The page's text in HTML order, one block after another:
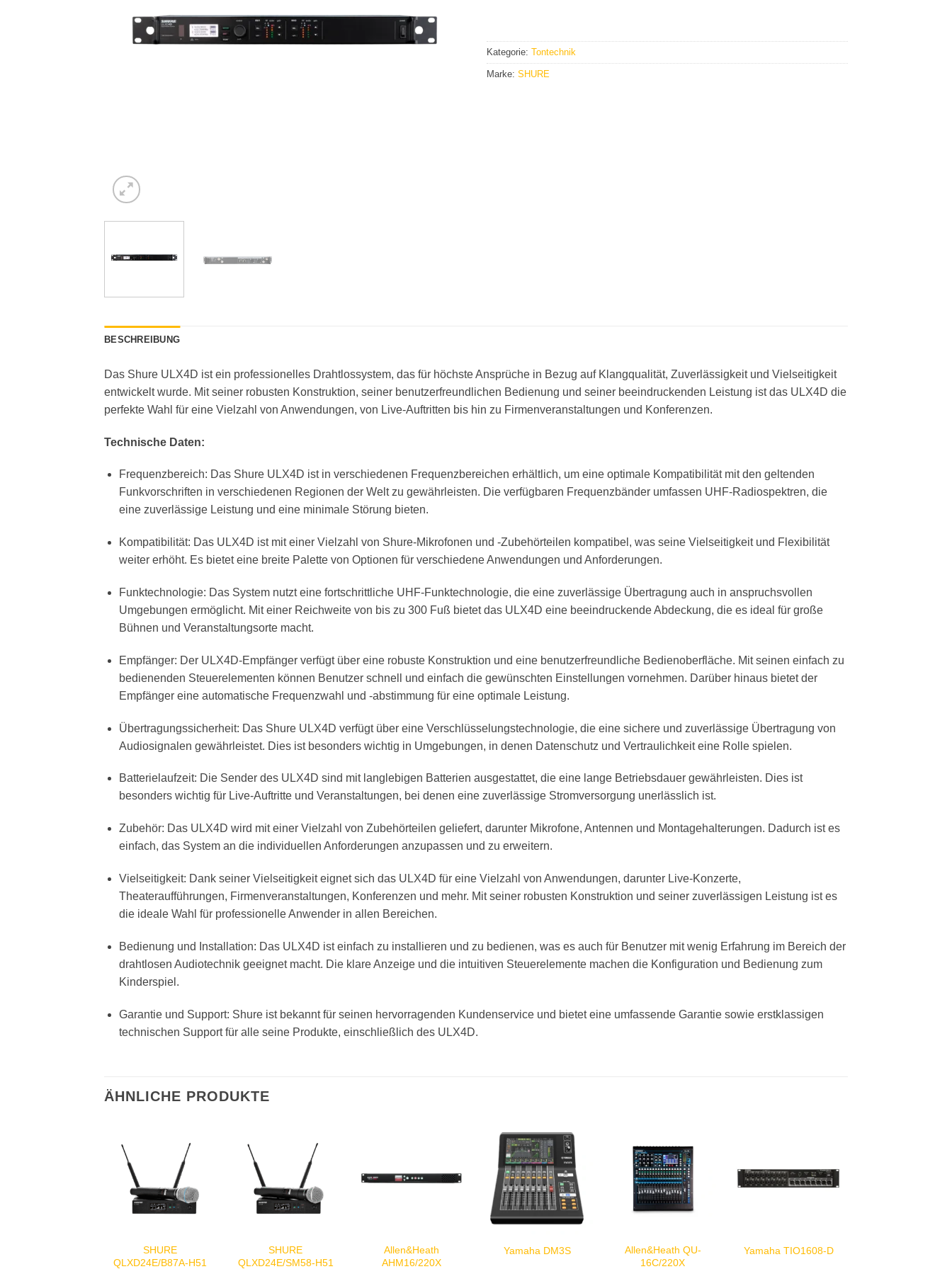
Kategorie: Tontechnik
Marke: SHURE
BESCHREIBUNG
Das Shure ULX4D ist ein professionelles Drahtlossystem, das für höchste Ansprüche in Bezug auf Klangqualität, Zuverlässigkeit und Vielseitigkeit
entwickelt wurde. Mit seiner robusten Konstruktion, seiner benutzerfreundlichen Bedienung und seiner beeindruckenden Leistung ist das ULX4D die
perfekte Wahl für eine Vielzahl von Anwendungen, von Live-Auftritten bis hin zu Firmenveranstaltungen und Konferenzen.
Technische Daten:
Frequenzbereich: Das Shure ULX4D ist in verschiedenen Frequenzbereichen erhältlich, um eine optimale Kompatibilität mit den geltenden
Funkvorschriften in verschiedenen Regionen der Welt zu gewährleisten. Die verfügbaren Frequenzbänder umfassen UHF-Radiospektren, die
eine zuverlässige Leistung und eine minimale Störung bieten.
Kompatibilität: Das ULX4D ist mit einer Vielzahl von Shure-Mikrofonen und -Zubehörteilen kompatibel, was seine Vielseitigkeit und Flexibilität
weiter erhöht. Es bietet eine breite Palette von Optionen für verschiedene Anwendungen und Anforderungen.
Funktechnologie: Das System nutzt eine fortschrittliche UHF-Funktechnologie, die eine zuverlässige Übertragung auch in anspruchsvollen
Umgebungen ermöglicht. Mit einer Reichweite von bis zu 300 Fuß bietet das ULX4D eine beeindruckende Abdeckung, die es ideal für große
Bühnen und Veranstaltungsorte macht.
Empfänger: Der ULX4D-Empfänger verfügt über eine robuste Konstruktion und eine benutzerfreundliche Bedienoberfläche. Mit seinen einfach zu
bedienenden Steuerelementen können Benutzer schnell und einfach die gewünschten Einstellungen vornehmen. Darüber hinaus bietet der
Empfänger eine automatische Frequenzwahl und -abstimmung für eine optimale Leistung.
Übertragungssicherheit: Das Shure ULX4D verfügt über eine Verschlüsselungstechnologie, die eine sichere und zuverlässige Übertragung von
Audiosignalen gewährleistet. Dies ist besonders wichtig in Umgebungen, in denen Datenschutz und Vertraulichkeit eine Rolle spielen.
Batterielaufzeit: Die Sender des ULX4D sind mit langlebigen Batterien ausgestattet, die eine lange Betriebsdauer gewährleisten. Dies ist
besonders wichtig für Live-Auftritte und Veranstaltungen, bei denen eine zuverlässige Stromversorgung unerlässlich ist.
Zubehör: Das ULX4D wird mit einer Vielzahl von Zubehörteilen geliefert, darunter Mikrofone, Antennen und Montagehalterungen. Dadurch ist es
einfach, das System an die individuellen Anforderungen anzupassen und zu erweitern.
Vielseitigkeit: Dank seiner Vielseitigkeit eignet sich das ULX4D für eine Vielzahl von Anwendungen, darunter Live-Konzerte,
Theateraufführungen, Firmenveranstaltungen, Konferenzen und mehr. Mit seiner robusten Konstruktion und seiner zuverlässigen Leistung ist es
die ideale Wahl für professionelle Anwender in allen Bereichen.
Bedienung und Installation: Das ULX4D ist einfach zu installieren und zu bedienen, was es auch für Benutzer mit wenig Erfahrung im Bereich der
drahtlosen Audiotechnik geeignet macht. Die klare Anzeige und die intuitiven Steuerelemente machen die Konfiguration und Bedienung zum
Kinderspiel.
Garantie und Support: Shure ist bekannt für seinen hervorragenden Kundenservice und bietet eine umfassende Garantie sowie erstklassigen
technischen Support für alle seine Produkte, einschließlich des ULX4D.
ÄHNLICHE PRODUKTE
SHURE
QLXD24E/B87A-H51
SHURE
QLXD24E/SM58-H51
Allen&Heath
AHM16/220X
Yamaha DM3S
Allen&Heath QU-
16C/220X
Yamaha TIO1608-D